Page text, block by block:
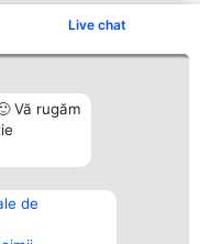
Live chat
Vă rugăm
deContact